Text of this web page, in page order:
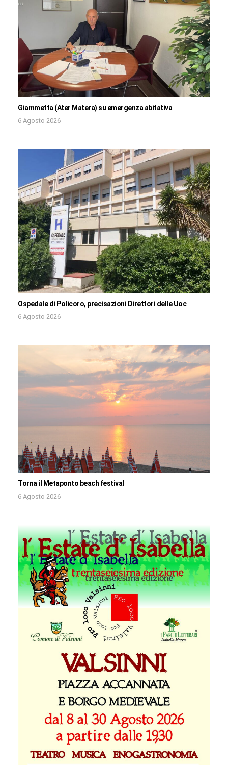
Giammetta (Ater Matera) su emergenza abitativa
6 Agosto 2026
Ospedale di Policoro, precisazioni Direttori delle Uoc
6 Agosto 2026
Torna il Metaponto beach festival
6 Agosto 2026